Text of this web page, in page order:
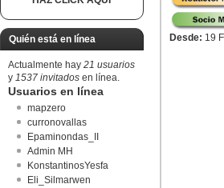
Quién está en línea
Actualmente hay 21 usuarios
y 1537 invitados en línea.
Usuarios en línea
mapzero
curronovallas
Epaminondas_II
Admin MH
KonstantinosYesfa
Eli_Silmarwen
Desde: 19